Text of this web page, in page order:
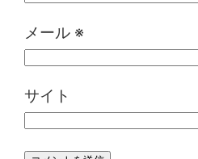
メール ※
サイト